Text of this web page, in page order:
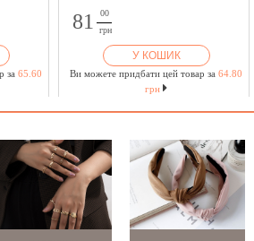
за 65.60
81
00
грн
У КОШИК
Ви можете придбати цей товар за 64.80
грн